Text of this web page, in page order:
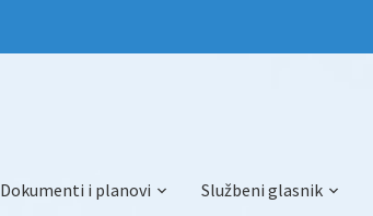
Dokumenti i planovi Službeni glasnik